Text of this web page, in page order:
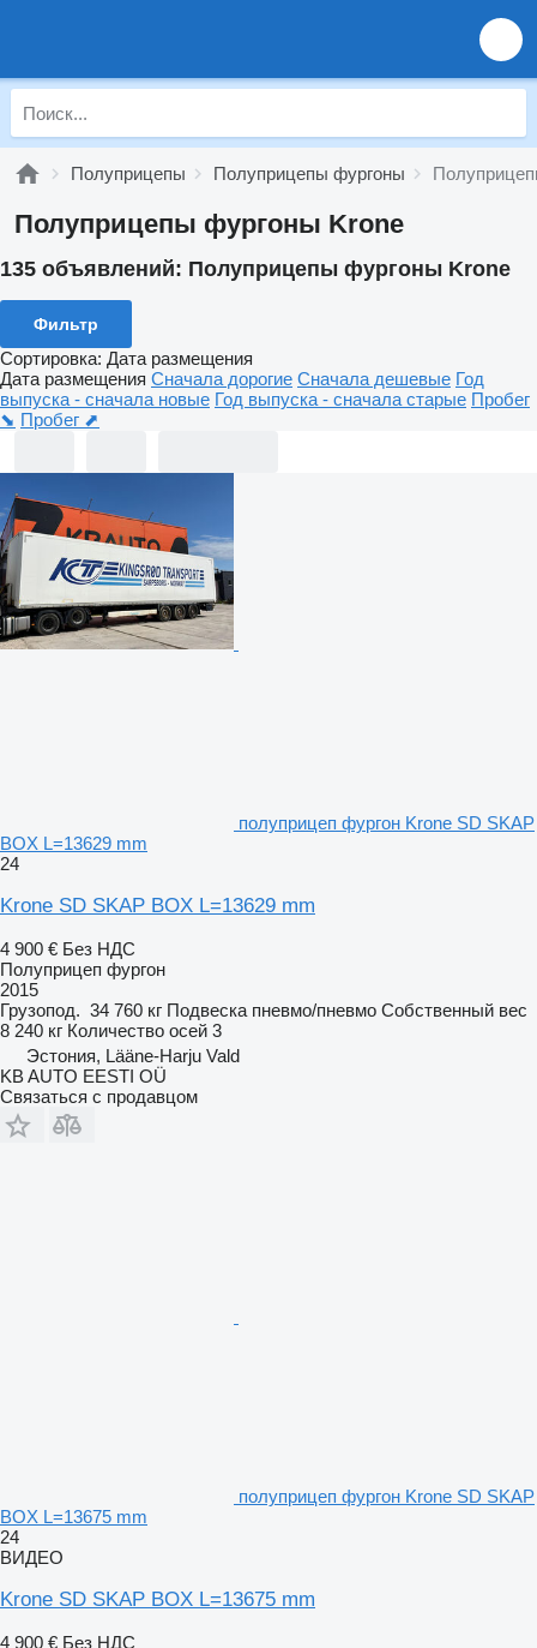
Полуприцепы Полуприцепы фургоны
Полуприцепы фургоны Krone
135 объявлений: Полуприцепы фургоны Krone
Фильтр
Сортировка: Дата размещения
Дата размещения Сначала дорогие Сначала дешевые Год
выпуска - сначала новые Год выпуска - сначала старые Пробег
⬊ Пробег ⬈
полуприцеп фургон Krone SD SKAP
BOX L=13629 mm
24
Krone SD SKAP BOX L=13629 mm
4 900 € Без НДС
Полуприцеп фургон
2015
Грузопод. 34 760 кг Подвеска пневмо/пневмо Собственный вес
8 240 кг Количество осей 3
Эстония, Lääne-Harju Vald
KB AUTO EESTI OÜ
Связаться с продавцом
полуприцеп фургон Krone SD SKAP
BOX L=13675 mm
24
ВИДЕО
Krone SD SKAP BOX L=13675 mm
4 900 € Без НДС